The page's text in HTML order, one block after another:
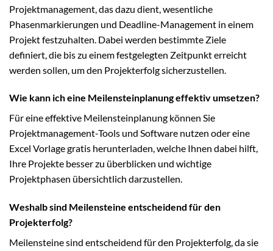
Projektmanagement, das dazu dient, wesentliche
Phasenmarkierungen und Deadline-Management in einem
Projekt festzuhalten. Dabei werden bestimmte Ziele
definiert, die bis zu einem festgelegten Zeitpunkt erreicht
werden sollen, um den Projekterfolg sicherzustellen.
Wie kann ich eine Meilensteinplanung effektiv umsetzen?
Für eine effektive Meilensteinplanung können Sie
Projektmanagement-Tools und Software nutzen oder eine
Excel Vorlage gratis herunterladen, welche Ihnen dabei hilft,
Ihre Projekte besser zu überblicken und wichtige
Projektphasen übersichtlich darzustellen.
Weshalb sind Meilensteine entscheidend für den
Projekterfolg?
Meilensteine sind entscheidend für den Projekterfolg, da sie